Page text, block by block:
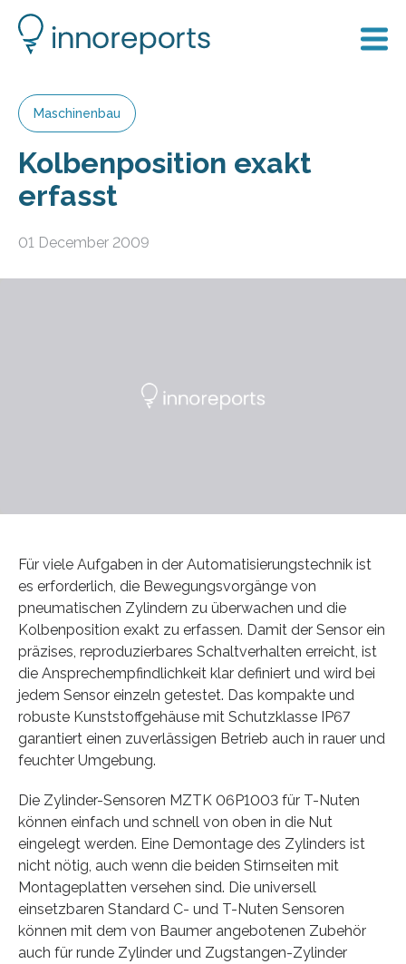
Maschinenbau
Kolbenposition exakt
erfasst
01 December 2009
Für viele Aufgaben in der Automatisierungstechnik ist
es erforderlich, die Bewegungsvorgänge von
pneumatischen Zylindern zu überwachen und die
Kolbenposition exakt zu erfassen. Damit der Sensor ein
präzises, reproduzierbares Schaltverhalten erreicht, ist
die Ansprechempfindlichkeit klar definiert und wird bei
jedem Sensor einzeln getestet. Das kompakte und
robuste Kunststoffgehäuse mit Schutzklasse IP67
garantiert einen zuverlässigen Betrieb auch in rauer und
feuchter Umgebung.
Die Zylinder-Sensoren MZTK 06P1003 für T-Nuten
können einfach und schnell von oben in die Nut
eingelegt werden. Eine Demontage des Zylinders ist
nicht nötig, auch wenn die beiden Stirnseiten mit
Montageplatten versehen sind. Die universell
einsetzbaren Standard C- und T-Nuten Sensoren
können mit dem von Baumer angebotenen Zubehör
auch für runde Zylinder und Zugstangen-Zylinder